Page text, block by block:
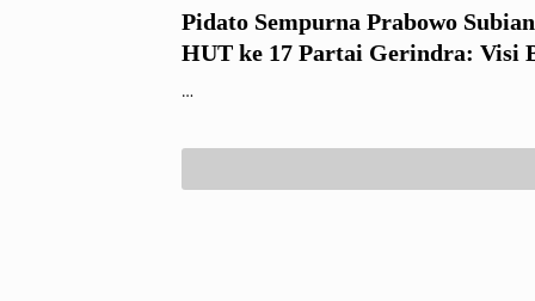
Pidato Sempurna Prabowo
HUT ke 17 Partai Gerindra: Visi
…